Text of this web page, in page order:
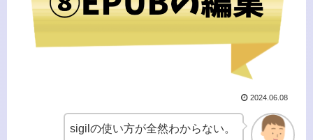
2024.06.08
sigilの使い方が全然わからない。